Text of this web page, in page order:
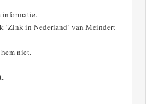
informatie.
‘Zink in Nederland’ van Meindert
niet.